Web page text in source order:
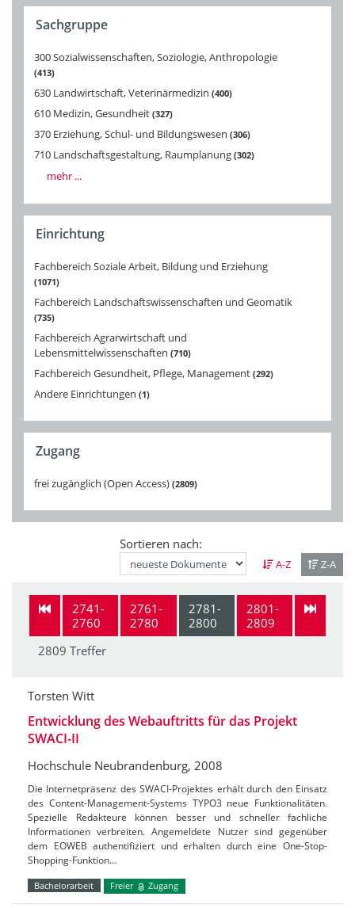
Sachgruppe
300 Sozialwissenschaften, Soziologie, Anthropologie
413
630 Landwirtschaft, Veterinärmedizin 400
610 Medizin, Gesundheit 327
370 Erziehung, Schul- und Bildungswesen 306
710 Landschaftsgestaltung, Raumplanung 302
mehr ...
Einrichtung
Fachbereich Soziale Arbeit, Bildung und Erziehung
1071
Fachbereich Landschaftswissenschaften und Geomatik
735
Fachbereich Agrarwirtschaft und
Lebensmittelwissenschaften 710
Fachbereich Gesundheit, Pflege, Management 292
Andere Einrichtungen 1
Zugang
frei zugänglich (Open Access) 2809
Sortieren nach:
A-Z Z-A
2741-
2760
2761-
2780
2781-
2800
2801-
2809
2809 Treffer
Torsten Witt
Entwicklung des Webauftritts für das Projekt
SWACI-II
Hochschule Neubrandenburg, 2008
Die Internetpräsenz des SWACI-Projektes erhält durch den Einsatz
des Content-Management-Systems TYPO3 neue Funktionalitäten.
Spezielle Redakteure können besser und schneller fachliche
Informationen verbreiten. Angemeldete Nutzer sind gegenüber
dem EOWEB authentifiziert und erhalten durch eine One-Stop-
Shopping-Funktion…
Bachelorarbeit Freier Zugang